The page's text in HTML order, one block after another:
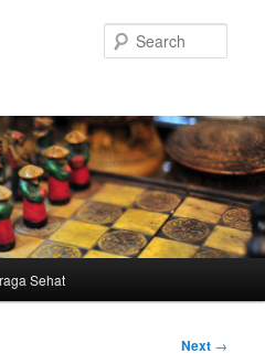
Sehat
Next →